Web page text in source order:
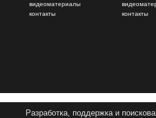
видеоматериалы
контакты
контакты
Разработка, поддержка и